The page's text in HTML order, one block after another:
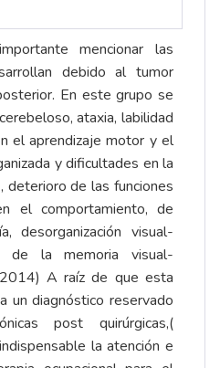
mencionar las
debido al tumor
En este grupo se
ataxia, labilidad
el aprendizaje motor y el
y dificultades en la
deterioro de las funciones
el comportamiento, de
desorganización visual-
de la memoria visual-
A raíz de que esta
un diagnóstico reservado
post quirúrgicas,(
la atención e